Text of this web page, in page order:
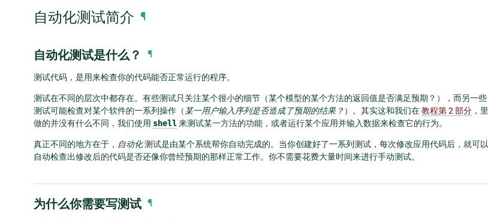
自动化测试简介 ¶
自动化测试是什么？ ¶
测试代码，是用来检查你的代码能否正常运行的程序。
测试在不同的层次中都存在。有些测试只关注某个很小的细节（某个模型的某个方法的返回值是否满足预期？），而另一些
测试可能检查对某个软件的一系列操作（某一用户输入序列是否造成了预期的结果？ ）。其实这和我们在教程第 2 部分 ，里
做的并没有什么不同，我们使用 shell来测试某一方法的功能，或者运行某个应用并输入数据来检查它的行为。
真正不同的地方在于， 自动化测试是由某个系统帮你自动完成的。当你创建好了一系列测试，每次修改应用代码后，就可以
自动检查出修改后的代码是否还像你曾经预期的那样正常工作。你不需要花费大量时间来进行手动测试。
为什么你需要写测试 ¶